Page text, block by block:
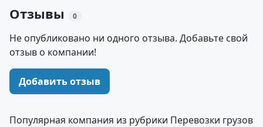
Отзывы 0
Не опубликовано ни одного отзыва. Добавьте свой
отзыв о компании!
Добавить отзыв
Популярная компания из рубрики Перевозки грузов